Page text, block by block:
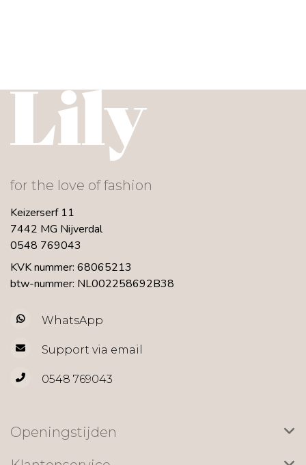
for the love of fashion
Keizerserf 11
7442 MG Nijverdal
0548 769043
KVK nummer: 68065213
btw-nummer: NL002258692B38
WhatsApp
Support via email
0548 769043
Openingstijden